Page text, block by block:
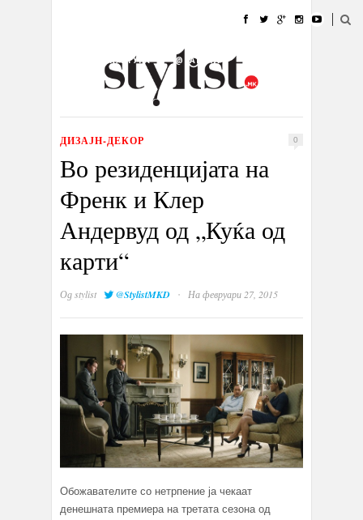
УБАВИНА
КУЛТУРА @РАБОТА
ИЗЛОГ
ДИЗАЈН-ДЕКОР 0
Во резиденцијата на
Френк и Клер
Андервуд од „Куќа од
карти“
Одstylist @StylistMKD · На февруари 27, 2015
Обожавателите со нетрпение ја чекаат
денешната премиера на третата сезона од